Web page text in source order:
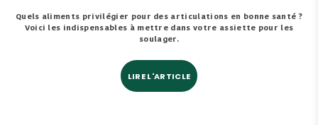
Quels aliments privilégier pour des articulations en bonne santé ?
Voici les indispensables à mettre dans votre assiette pour les
soulager.
LIRE L'ARTICLE